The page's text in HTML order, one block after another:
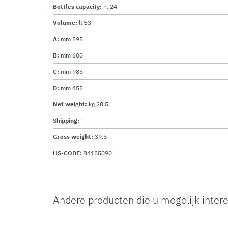
Bottles capacity: n. 24
Volume: lt 53
A: mm 595
B: mm 600
C: mm 985
D: mm 455
Net weight: kg 28,5
Shipping: -
Gross weight: 39,5
HS-CODE: 84185090
Andere producten die u mogelijk